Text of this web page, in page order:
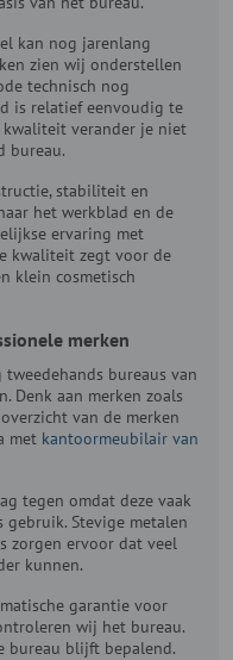
kan nog jarenlang
zien wij onderstellen
technisch nog
is relatief eenvoudig te
kwaliteit verander je niet
bureau.
stabiliteit en
het werkblad en de
ervaring met
kwaliteit zegt voor de
klein cosmetisch
merken
bureaus van
Denk aan merken zoals
van de merken
met kantoormeubilair van
tegen omdat deze vaak
Stevige metalen
zorgen ervoor dat veel
kunnen.
garantie voor
wij het bureau.
bureau blijft bepalend.